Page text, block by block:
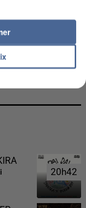
DE LA DZ
20h42
20h42